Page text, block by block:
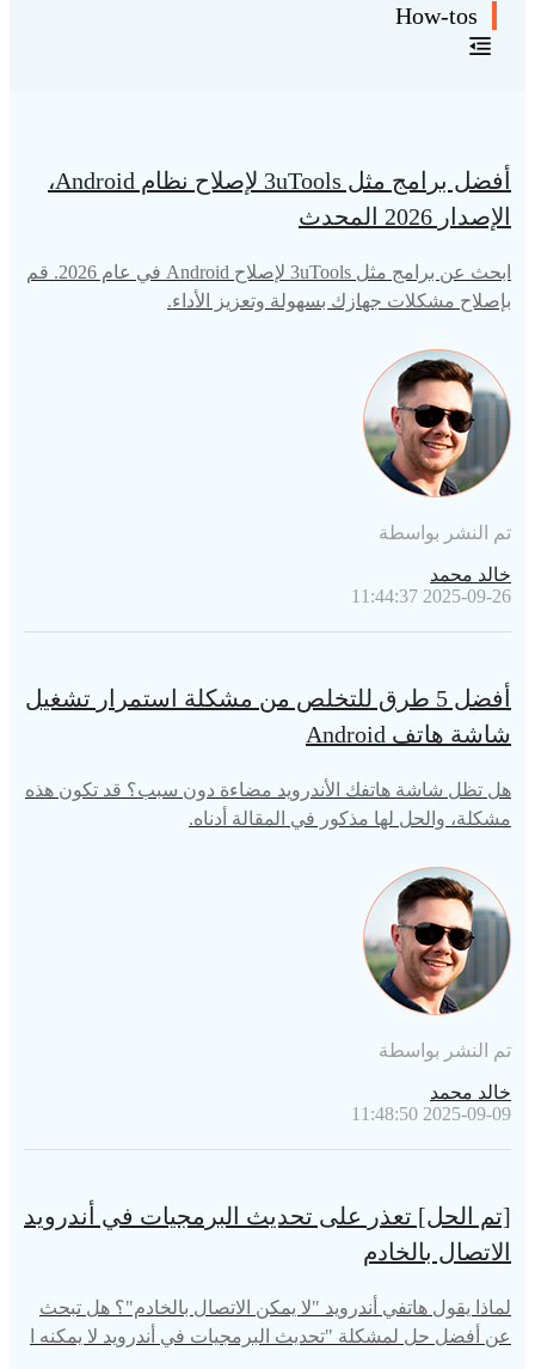
How-tos
أفضل برامج مثل 3uTools لإصلاح نظام Android،
الإصدار 2026 المحدث
ابحث عن برامج مثل 3uTools لإصلاح Android في عام 2026. قم
بإصلاح مشكلات جهازك بسهولة وتعزيز الأداء.
تم النشر بواسطة
خالد محمد
2025-09-26 11:44:37
أفضل 5 طرق للتخلص من مشكلة استمرار تشغيل
شاشة هاتف Android
هل تظل شاشة هاتفك الأندرويد مضاءة دون سبب؟ قد تكون هذه
مشكلة، والحل لها مذكور في المقالة أدناه.
تم النشر بواسطة
خالد محمد
2025-09-09 11:48:50
[تم الحل] تعذر على تحديث البرمجيات في أندرويد
الاتصال بالخادم
لماذا يقول هاتفي أندرويد "لا يمكن الاتصال بالخادم"؟ هل تبحث
عن أفضل حل لمشكلة "تحديث البرمجيات في أندرويد لا يمكنه ا